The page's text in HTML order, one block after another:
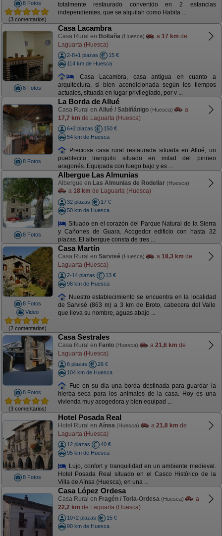
8 Fotos
(3 comentarios)
totalmente restaurado convertido en 2 estancias
independientes, que se alquilan como Habita ...
8 Fotos
Casa Lacambra
Casa Rural en Boltaña (Huesca) a 17 km de
Laguarta (Huesca)
2-8+1 plazas
15 €
114 km de Huesca
Casa Lacambra, casa antigua en cuanto a
arquitectura, si bien acondicionada según los tiempos
actuales, situada en lugar privilegiado, por v ...
8 Fotos
La Borda de Allué
Casa Rural en Allué / Sabiñánigo (Huesca)
a
17,7 km de Laguarta (Huesca)
6+2 plazas
150 €
54 km de Huesca
Preciosa casa rural restaurada situada en Allué, un
pueblecito tranquilo situado en mitad del pirineo
aragonés. Equipada con fuego bajo y es ...
8 Fotos
Albergue Las Almunias
Albergue en Las Almunias de Rodellar (Huesca)
a 18 km de Laguarta (Huesca)
32 plazas
17 €
50 km de Huesca
Situado en el corazón del Parque Natural de la Sierra
y Cañones de Guara. Acogedor edificio con hasta 32
plazas. El albergue consta de tres ...
8 Fotos
Video
(2 comentarios)
Casa Martín
Casa Rural en Sarvisé (Huesca) a 18,3 km de
Laguarta (Huesca)
2-14 plazas
13 €
98 km de Huesca
Nuestro establecimiento se encuentra en la localidad
de Sarvisé (863 m) a 3 km de Broto, cabecera del Valle
que lleva su nombre, aguas abajo ...
8 Fotos
(3 comentarios)
Casa Sestrales
Casa Rural en Fanlo (Huesca) a 21,6 km de
Laguarta (Huesca)
6 plazas
26 €
104 km de Huesca
Fue en su día una borda destinada para guardar la
hierba seca para los animales de la casa. Hoy es una
vivienda muy acogedora y bien equipad ...
8 Fotos
Hotel Posada Real
Hotel Rural en Aínsa (Huesca) a 21,8 km de
Laguarta (Huesca)
12 plazas
40 €
95 km de Huesca
Lujo, confort y tranquilidad en un ambiente medieval.
Hotel Posada Real situado en el Casco Histórico de la
Villa de Aínsa (Huesca), en una ...
Casa López Ordesa
Casa Rural en Fragén / Torla-Ordesa (Huesca)
a
22,2 km de Laguarta (Huesca)
10+2 plazas
15 €
90 km de Huesca